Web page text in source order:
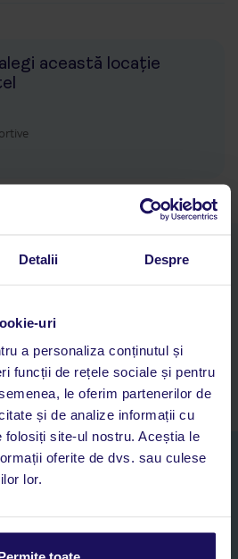
Detalii Despre
uri
a personaliza conținutul și
funcții de rețele sociale și pentru
le oferim partenerilor de
și de analize informații cu
folosiți site-ul nostru. Aceștia le
oferite de dvs. sau culese
lor.
această locație
TUI
pentru vacanțe și hoteluri, într-o
pe toată durata vacanței
vă la newsletter